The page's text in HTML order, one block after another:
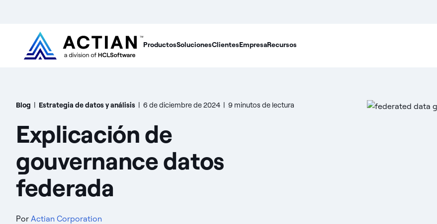
ProductosSolucionesClientesEmpresaRecursos
Blog | Estrategia de datos y análisis | 6 de diciembre de 2024 | 9 minutos de lectura
Explicación de
gouvernance datos
federada
Por Actian Corporation